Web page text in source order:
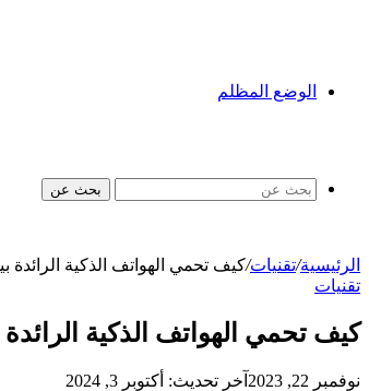
الوضع المظلم
بحث عن
الرئيسية/تقنيات/كيف تحمي الهواتف الذكية الرائدة
تقنيات
كيف تحمي الهواتف الذكية الرائدة
نوفمبر 22, 2023 آخر تحديث: أكتوبر 3, 2024